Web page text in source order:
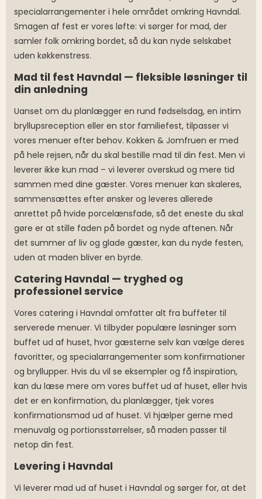
specialarrangementer i hele området omkring Havndal.
Smagen af fest er vores løfte: vi sørger for mad, der
samler folk omkring bordet, så du kan nyde selskabet
uden køkkenstress.
Mad til fest Havndal — fleksible løsninger til
din anledning
Uanset om du planlægger en rund fødselsdag, en intim
bryllupsreception eller en stor familiefest, tilpasser vi
vores menuer efter behov. Kokken & Jomfruen er med
på hele rejsen, når du skal bestille mad til din fest. Men vi
leverer ikke kun mad – vi leverer overskud og mere tid
sammen med dine gæster. Vores menuer kan skaleres,
sammensættes efter ønsker og leveres allerede
anrettet på hvide porcelænsfade, så det eneste du skal
gøre er at stille faden på bordet og nyde aftenen. Når
det summer af liv og glade gæster, kan du nyde festen,
uden at maden bliver en byrde.
Catering Havndal — tryghed og
professionel service
Vores catering i Havndal omfatter alt fra buffeter til
serverede menuer. Vi tilbyder populære løsninger som
buffet ud af huset, hvor gæsterne selv kan vælge deres
favoritter, og specialarrangementer som konfirmationer
og bryllupper. Hvis du vil se eksempler og få inspiration,
kan du læse mere om vores buffet ud af huset, eller hvis
det er en konfirmation, du planlægger, tjek vores
konfirmationsmad ud af huset. Vi hjælper gerne med
menuvalg og portionsstørrelser, så maden passer til
netop din fest.
Levering i Havndal
Vi leverer mad ud af huset i Havndal og sørger for, at det